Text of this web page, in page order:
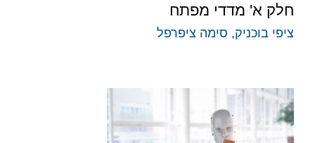
חלק א' מדדי מפתח
ציפי בוכניק, סימה ציפרפל